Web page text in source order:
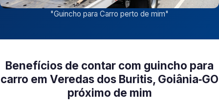
"Guincho para Carro perto de mim"
Benefícios de contar com guincho para
carro em Veredas dos Buritis, Goiânia‑GO
próximo de mim